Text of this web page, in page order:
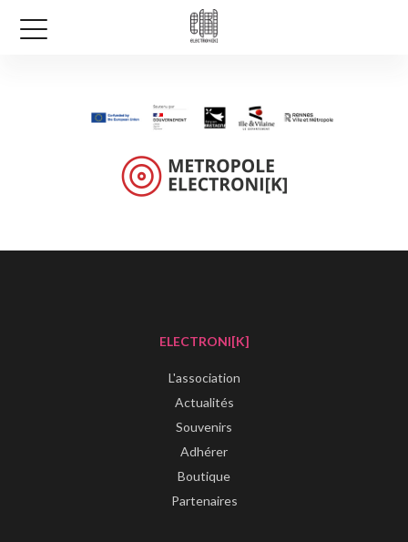
ELECTRONI[K]
L'association
Actualités
Souvenirs
Adhérer
Boutique
Partenaires